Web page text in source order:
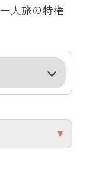
人旅の特権
▼